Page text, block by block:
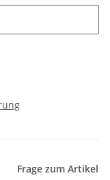
Frage zum Artikel